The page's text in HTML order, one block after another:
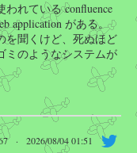
れている confluence
application がある。
を聞くけど、死ぬほど
ミのようなシステムが
· 2026/08/04 01:51